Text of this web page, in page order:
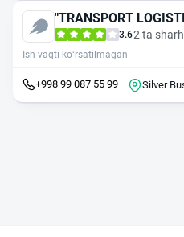
"TRANSPORT
MAS'ULIYATI
3.62 ta sharh
Ish vaqti ko‘rsatilmagan
+998 99 087 55 99 Silver